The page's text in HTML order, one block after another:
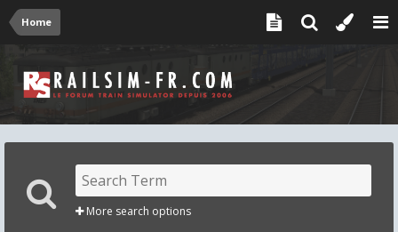
Home
More search options